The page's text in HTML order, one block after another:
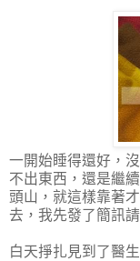
一開始睡得還好，
不出東西，還是繼
頭山，就這樣靠著
去，我先發了簡訊
白天掙扎見到了醫